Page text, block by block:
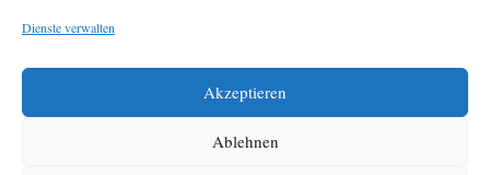
Dienste verwalten
Akzeptieren
Ablehnen
Diese Webseite stellt
zehn Jahre der